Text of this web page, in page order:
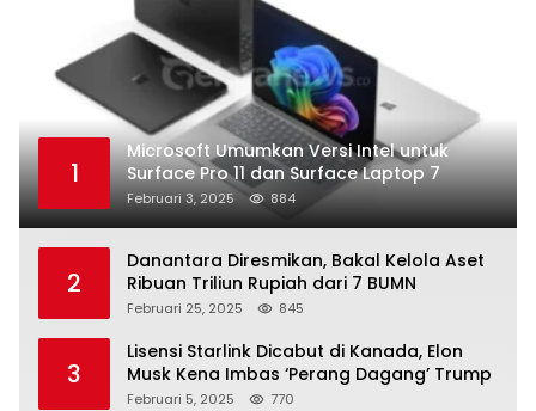
1
Microsoft Umumkan Versi Intel untuk
Surface Pro 11 dan Surface Laptop 7
Februari 3, 2025 884
2
Danantara Diresmikan, Bakal Kelola Aset
Ribuan Triliun Rupiah dari 7 BUMN
Februari 25, 2025 845
3
Lisensi Starlink Dicabut di Kanada, Elon
Musk Kena Imbas ‘Perang Dagang’ Trump
Februari 5, 2025 770